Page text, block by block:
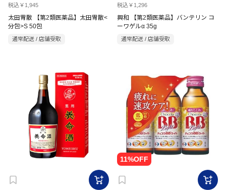
税込￥1,945
太田胃散 【第2類医薬品】太田胃散<
分包>S 50包
通常配送 / 店舗受取
税込￥1,296
興和 【第2類医薬品】バンテリン コ
ーワゲルα 35g
通常配送 / 店舗受取